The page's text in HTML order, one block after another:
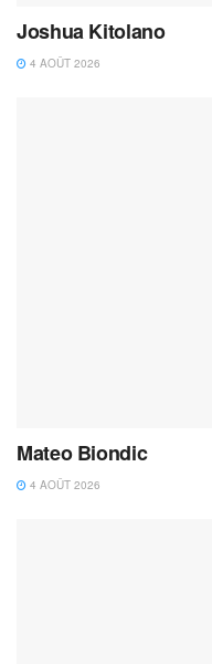
Joshua Kitolano
4 AOÛT 2026
Mateo Biondic
4 AOÛT 2026